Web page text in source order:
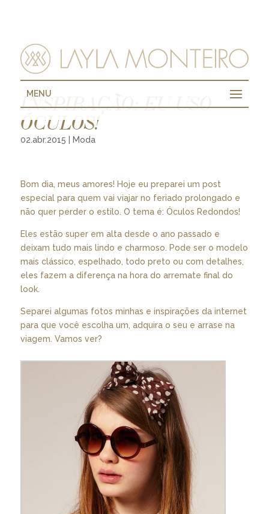
MENU
INSPIRAÇÃO: EU USO
ÓCULOS!
02.abr.2015 Moda
Bom dia, meus amores! Hoje eu preparei um post
especial para quem vai viajar no feriado prolongado e
não quer perder o estilo. O tema é: Óculos Redondos!
Eles estão super em alta desde o ano passado e
deixam tudo mais lindo e charmoso. Pode ser o modelo
mais clássico, espelhado, todo preto ou com detalhes,
eles fazem a diferença na hora do arremate final do
look.
Separei algumas fotos minhas e inspirações da internet
para que você escolha um, adquira o seu e arrase na
viagem. Vamos ver?